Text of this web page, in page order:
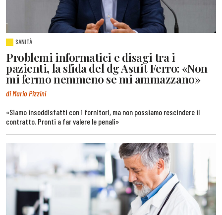
SANITÀ
Problemi informatici e disagi tra i
pazienti, la sfida del dg Asuit Ferro: «Non
mi fermo nemmeno se mi ammazzano»
di Mario Pizzini
«Siamo insoddisfatti con i fornitori, ma non possiamo rescindere il
contratto. Pronti a far valere le penali»